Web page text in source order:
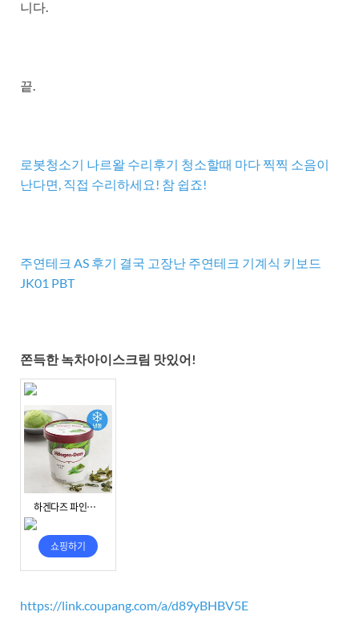
니다.
끝.
로봇청소기 나르왈 수리후기 청소할때 마다 찍찍 소음이
난다면, 직접 수리하세요! 참 쉽죠!
주연테크 AS 후기 결국 고장난 주연테크 기계식 키보드
JK01 PBT
쫀득한 녹차아이스크림 맛있어!
https://link.coupang.com/a/d89yBHBV5E